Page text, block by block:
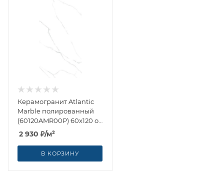
Керамогранит Atlantic
Marble полированный
(60120AMR00P) 60x120 от
LCM (Индия)
2 930 ₽/м²
В КОРЗИНУ